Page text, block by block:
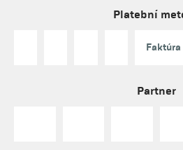
Platební
Faktúra
Partner